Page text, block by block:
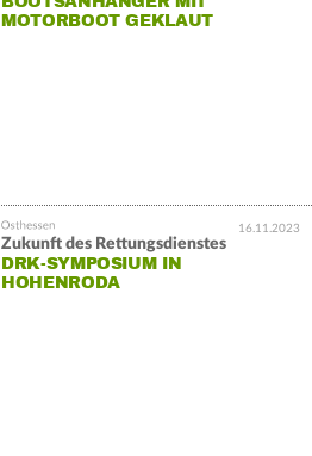
MOTORBOOT GEKLAUT
16.11.2023
Zukunft des Rettungsdienstes
DRK-SYMPOSIUM IN
HOHENRODA